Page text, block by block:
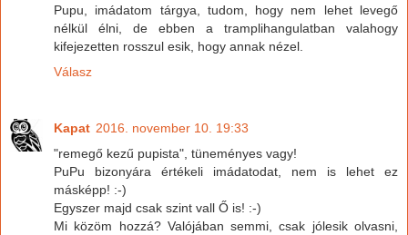
Pupu, imádatom tárgya, tudom, hogy nem lehet levegő
nélkül élni, de ebben a tramplihangulatban valahogy
kifejezetten rosszul esik, hogy annak nézel.
Válasz
Kapat 2016. november 10. 19:33
"remegő kezű pupista", tüneményes vagy!
PuPu bizonyára értékeli imádatodat, nem is lehet ez
másképp! :-)
Egyszer majd csak szint vall Ő is! :-)
Mi közöm hozzá? Valójában semmi, csak jólesik olvasni,